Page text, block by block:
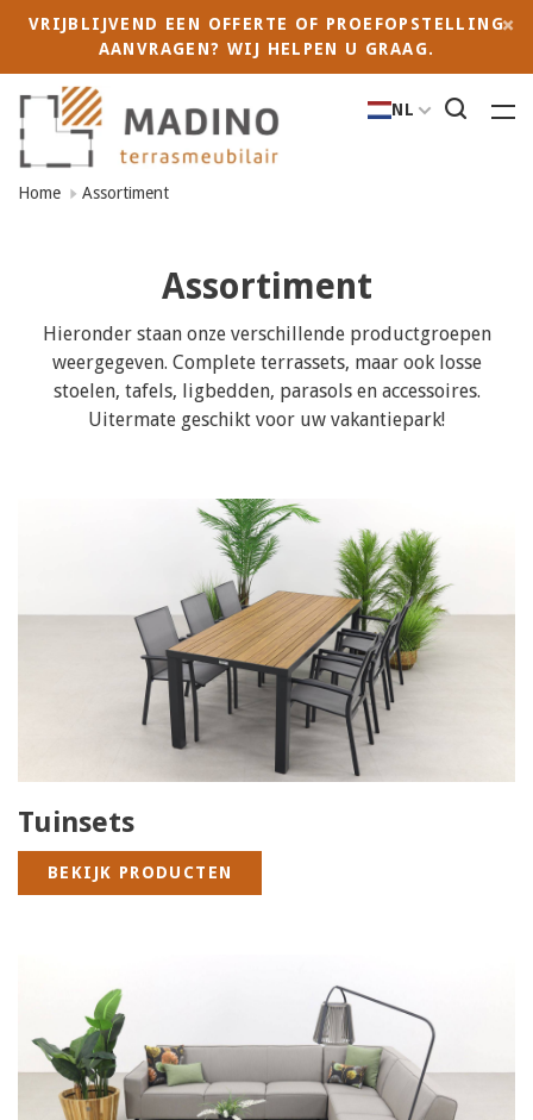
VRIJBLIJVEND EEN OFFERTE OF PROEFOPSTELLING
AANVRAGEN? WIJ HELPEN U GRAAG.
NL
Home Assortiment
Assortiment
Hieronder staan onze verschillende productgroepen
weergegeven. Complete terrassets, maar ook losse
stoelen, tafels, ligbedden, parasols en accessoires.
Uitermate geschikt voor uw vakantiepark!
Tuinsets
BEKIJK PRODUCTEN